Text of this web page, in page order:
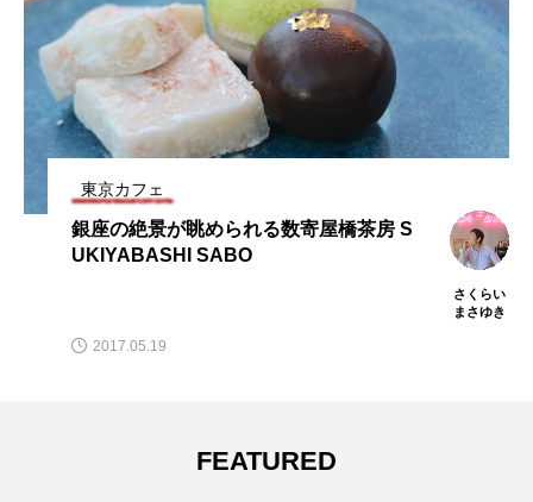
東京カフェ
神保町の喫茶店の代名詞ともいえる老舗
人気店「さぼうる2」
さくらい
まさゆき
2015.11.15
FEATURED